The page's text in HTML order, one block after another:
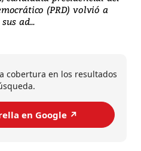
(PRD) volvió a
ad...
cobertura en los resultados
en Google ↗️